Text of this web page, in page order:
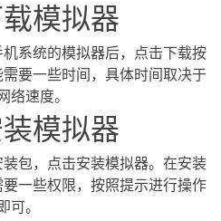
模拟器
系统的模拟器后，点击下载按
要一些时间，具体时间取决于
络速度。
模拟器
包，点击安装模拟器。在安装
一些权限，按照提示进行操作
可。